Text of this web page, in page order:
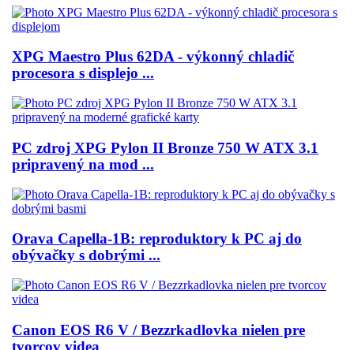
XPG Maestro Plus 62DA - výkonný chladič
procesora s displejo ...
PC zdroj XPG Pylon II Bronze 750 W ATX 3.1
pripravený na mod ...
Orava Capella-1B: reproduktory k PC aj do
obývačky s dobrými ...
Canon EOS R6 V / Bezzrkadlovka nielen pre
tvorcov videa